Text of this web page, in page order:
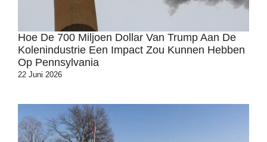
Hoe De 700 Miljoen Dollar Van Trump Aan De
Kolenindustrie Een Impact Zou Kunnen Hebben
Op Pennsylvania
22 Juni 2026